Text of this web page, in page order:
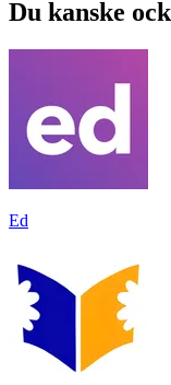
Du kanske
Ed